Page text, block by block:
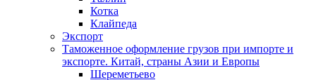
Котка
Клайпеда
Экспорт
Таможенное оформление грузов при импорте и
экспорте. Китай, страны Азии и Европы
Шереметьево